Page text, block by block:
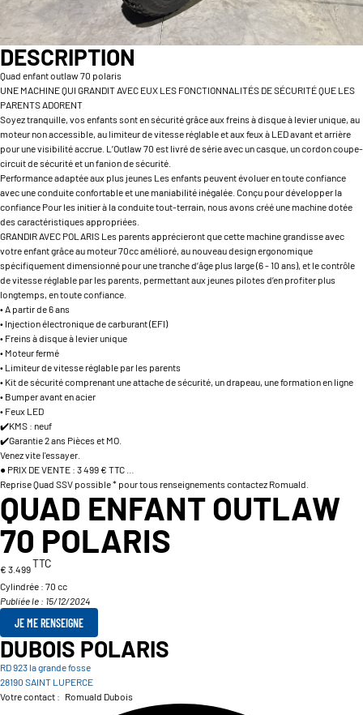
DESCRIPTION
Quad enfant outlaw 70 polaris
UNE MACHINE QUI GRANDIT AVEC EUX LES FONCTIONNALITÉS DE SÉCURITÉ QUE LES
PARENTS ADORENT
Soyez tranquille, vos enfants sont en sécurité grâce aux freins à disque à levier unique, au
moteur non accessible, au limiteur de vitesse réglable et aux feux à LED avant et arrière
pour une visibilité accrue. L’Outlaw 70 est livré de série avec un casque, un cordon coupe-
circuit de sécurité et un fanion de sécurité.
Performance adaptée aux plus jeunes Les enfants peuvent évoluer en toute confiance
avec une conduite confortable et une maniabilité inégalée. Conçu pour développer la
confiance Pour les initier à la conduite tout-terrain, nous avons créé une machine dotée
des caractéristiques appropriées.
GRANDIR AVEC POLARIS Les parents apprécieront que cette machine grandisse avec
votre enfant grâce au moteur 70cc amélioré, au nouveau design ergonomique
spécifiquement dimensionné pour une tranche d’âge plus large (6 - 10 ans), et le contrôle
de vitesse réglable par les parents, permettant aux jeunes pilotes d’en profiter plus
longtemps, en toute confiance.
• A partir de 6 ans
• Injection électronique de carburant (EFI)
• Freins à disque à levier unique
• Moteur fermé
• Limiteur de vitesse réglable par les parents
• Kit de sécurité comprenant une attache de sécurité, un drapeau, une formation en ligne
• Bumper avant en acier
• Feux LED
✔️KMS : neuf
✔️Garantie 2 ans Pièces et MO.
Venez vite l'essayer.
● PRIX DE VENTE : 3 499 € TTC …
Reprise Quad SSV possible * pour tous renseignements contactez Romuald.
QUAD ENFANT OUTLAW
70 POLARIS
€ 3.499TTC
Cylindrée : 70 cc
Publiée le : 15/12/2024
JE ME RENSEIGNE
DUBOIS POLARIS
RD 923 la grande fosse
28190 SAINT LUPERCE
Votre contact : Romuald Dubois